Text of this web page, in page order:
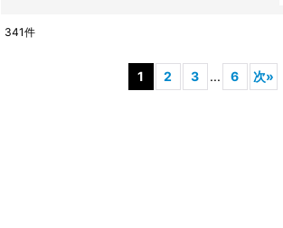
341件
1 2 3 ... 6 次»